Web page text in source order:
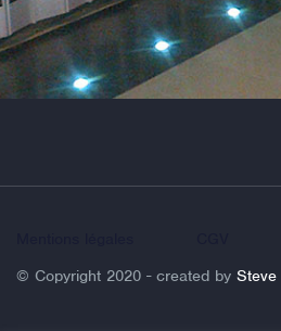
© Copyright 2020 - created by Steve